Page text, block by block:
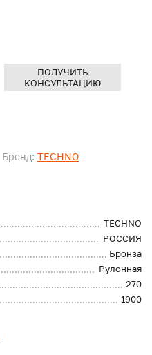
Бренд: TECHNO
TECHNO
РОССИЯ
Бронза
Рулонная
270
1900
ПОЛУЧИТЬ
КОНСУЛЬТАЦИЮ